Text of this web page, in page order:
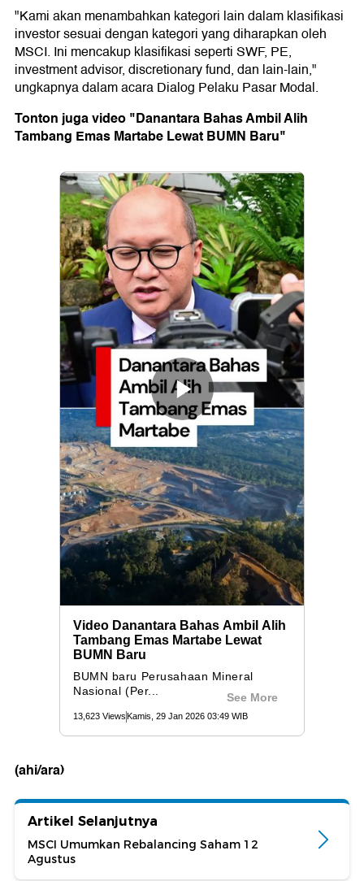
"Kami akan menambahkan kategori lain dalam klasifikasi
investor sesuai dengan kategori yang diharapkan oleh
MSCI. Ini mencakup klasifikasi seperti SWF, PE,
investment advisor, discretionary fund, dan lain-lain,"
ungkapnya dalam acara Dialog Pelaku Pasar Modal.
Tonton juga video "Danantara Bahas Ambil Alih
Tambang Emas Martabe Lewat BUMN Baru"
(ahi/ara)
Artikel Selanjutnya
MSCI Umumkan Rebalancing Saham 12
Agustus